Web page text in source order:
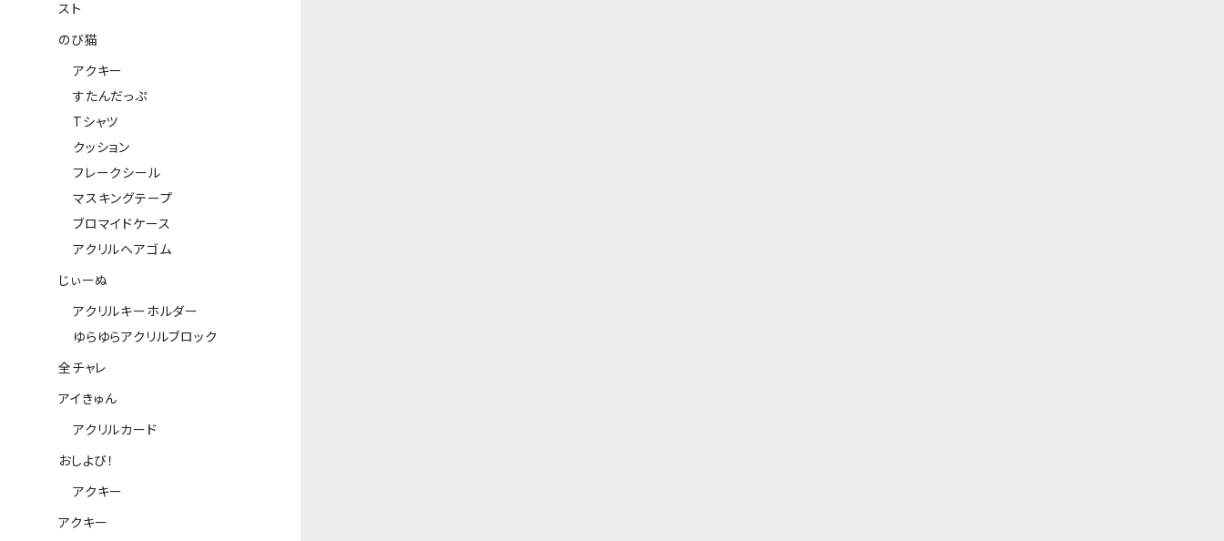
スト
のび猫
アクキー
すたんだっぷ
Tシャツ
クッション
フレークシール
マスキングテープ
ブロマイドケース
アクリルヘアゴム
じぃーぬ
アクリルキーホルダー
ゆらゆらアクリルブロック
全チャレ
アイきゅん
アクリルカード
おしよび！
アクキー
アクキー